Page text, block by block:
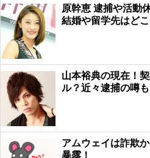
原幹恵 逮捕や活動
結婚や留学先はど
山本裕典の現在！
ル？近々逮捕の噂
アムウェイは詐欺
暴露！